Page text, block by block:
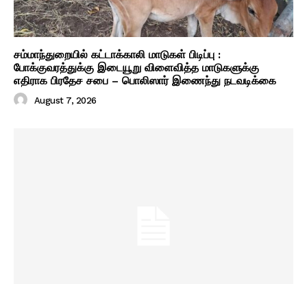
சம்மாந்துறையில் கட்டாக்காலி மாடுகள் பிடிப்பு :
போக்குவரத்துக்கு இடையூறு விளைவித்த மாடுகளுக்கு
எதிராக பிரதேச சபை – பொலிஸார் இணைந்து நடவடிக்கை
August 7, 2026